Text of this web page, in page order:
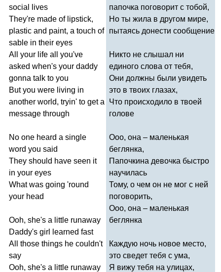
social
lives
They're made of lipstick,
plastic and paint, a touch of
sable in their eyes
All
your life all
you've
asked when's your daddy
gonna talk to you
But you were living in
another world, tryin' to get a
message through
No one heard a single
word you said
They should have seen it
in your eyes
What was going 'round
your head
Ooh, she's a little runaway
Daddy's girl learned fast
All
those things he couldn't
say
Ooh, she's a little runaway
папочка поговорит с тобой,
Но ты жила в другом мире,
пытаясь донести сообщение
Никто не слышал ни
единого слова от тебя,
Они должны были увидеть
это в твоих глазах,
Что происходило в твоей
голове
Ооо, она – маленькая
беглянка,
Папочкина девочка быстро
научилась
Тому, о чем он не мог с ней
поговорить,
Ооо, она – маленькая
беглянка
Каждую ночь новое место,
это сведет тебя с ума,
Я вижу тебя на улицах,